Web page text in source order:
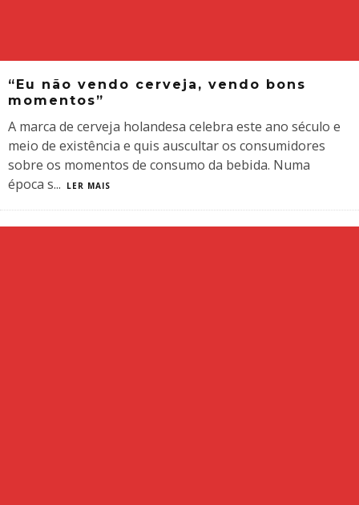
“Eu não vendo cerveja, vendo bons
momentos”
A marca de cerveja holandesa celebra este ano século e
meio de existência e quis auscultar os consumidores
sobre os momentos de consumo da bebida. Numa
época s... LER MAIS